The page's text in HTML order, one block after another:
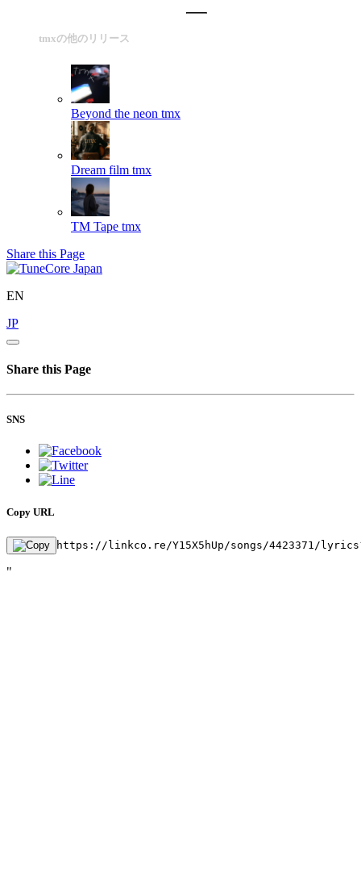
tmxの他のリリース
Beyond the neon tmx
Dream film tmx
TM Tape tmx
Share this Page
EN
JP
Share this Page
SNS
Copy URL
https://linkco.re/Y15X5hUp/songs/4423371/
"